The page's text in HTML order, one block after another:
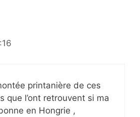
printanière de ces
que l’ont retrouvent si ma
en Hongrie ,